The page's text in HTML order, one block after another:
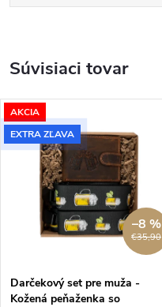
Súvisiaci tovar
AKCIA
EXTRA ZĽAVA
€35,90
–8 %
Darčekový set pre muža -
Kožená peňaženka so